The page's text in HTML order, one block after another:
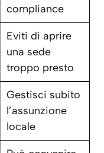
compliance
Eviti di aprire
una sede
troppo presto
Gestisci subito
l’assunzione
locale